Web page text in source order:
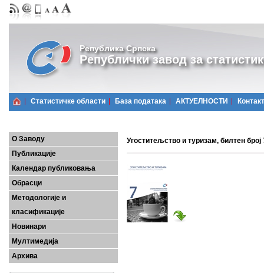
Република Српска
Републички завод за
Статистичке области Базa података АКТУЕЛНОСТИ Контакт
О Заводу
Публикације
Календар публиковања
Обрасци
Методологије и
класификације
Новинари
Мултимедија
Архива
Угоститељство и туризам, билтен број